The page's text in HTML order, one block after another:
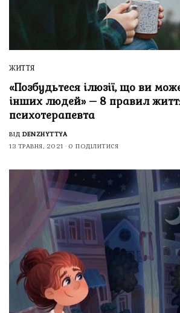
ЖИТТЯ
«Позбудьтеся ілюзії, що ви
інших людей» – 8 правил
психотерапевта
ВІД DENZHYTTYA
13 ТРАВНЯ, 2021
0 ПОДІЛИТИСЯ